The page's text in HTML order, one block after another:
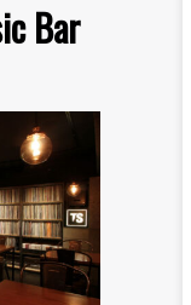
Bar